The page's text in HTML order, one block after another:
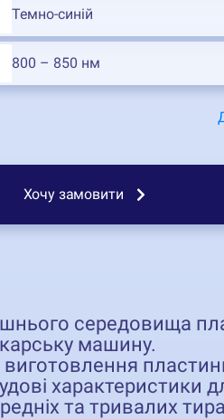
Темно-синій
800 – 850 нм
Хочу замовити
середовища
машину.
характеристики
та тривалих